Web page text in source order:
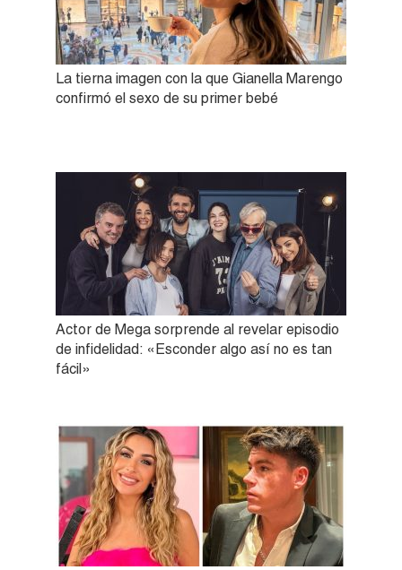
La tierna imagen con la que Gianella Marengo
confirmó el sexo de su primer bebé
Actor de Mega sorprende al revelar episodio
de infidelidad: «Esconder algo así no es tan
fácil»